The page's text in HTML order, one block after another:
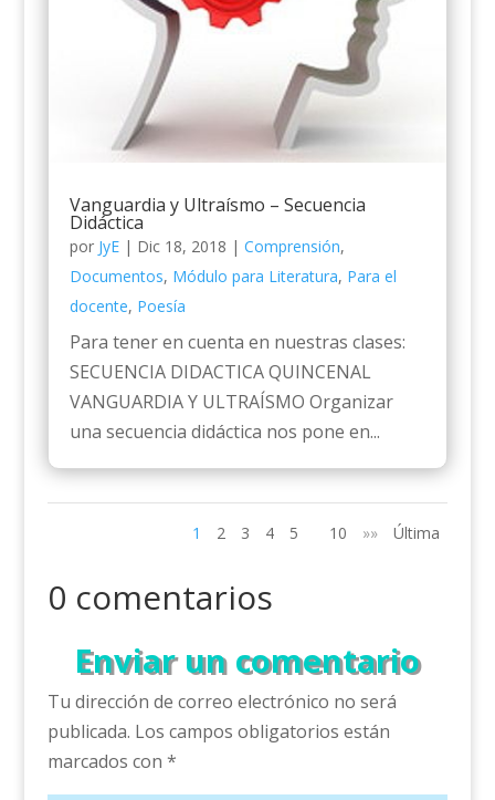
Vanguardia y Ultraísmo – Secuencia
Didáctica
por JyE| Dic 18, 2018 | Comprensión,
Documentos, Módulo para Literatura, Para el
docente, Poesía
Para tener en cuenta en nuestras clases:
SECUENCIA DIDACTICA QUINCENAL
VANGUARDIA Y ULTRAÍSMO Organizar
una secuencia didáctica nos pone en...
1 2 3 4 5 10 »» Última
0 comentarios
Enviar un comentario
Tu dirección de correo electrónico no será
publicada. Los campos obligatorios están
marcados con *